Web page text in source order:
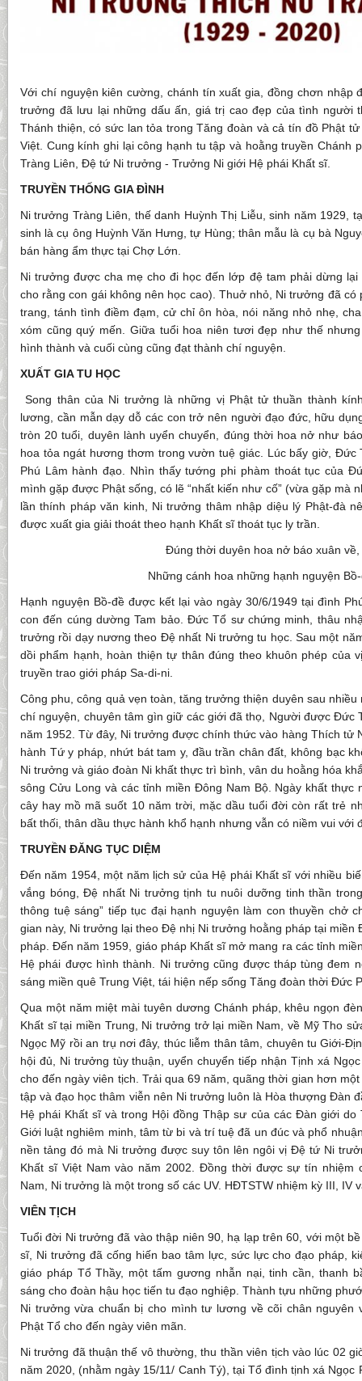
Với chí nguyện kiên cường, chánh tín xuất gia, đồng chơn nhập
trưởng đã lưu lại những dấu ấn, giá trị cao đẹp của tình người
Thánh thiện, có sức lan tỏa trong Tăng đoàn và cả tín đồ Phật
Việt. Cung kính ghi lại công hạnh tu tập và hoằng truyền Chánh
Tràng Liên, Đệ tứ Ni trưởng - Trưởng Ni giới Hệ phái Khất sĩ.
TRUYỀN THỐNG GIA ĐÌNH
Ni trưởng Tràng Liên, thế danh Huỳnh Thị Liễu, sinh năm 1929,
sinh là cụ ông Huỳnh Văn Hưng, tự Hùng; thân mẫu là cụ bà
bán hàng ẩm thực tại Chợ Lớn.
Ni trưởng được cha mẹ cho đi học đến lớp đệ tam phải dừng
cho rằng con gái không nên học cao). Thuở nhỏ, Ni trưởng đã có
trang, tánh tình điềm đạm, cử chỉ ôn hòa, nói năng nhỏ nhẹ,
xóm cũng quý mến. Giữa tuổi hoa niên tươi đẹp như thế
hình thành và cuối cùng cũng đạt thành chí nguyện.
XUẤT GIA TU HỌC
Song thân của Ni trưởng là những vị Phật tử thuần thành
lương, cần mẫn dạy dỗ các con trở nên người đạo đức, hữu
tròn 20 tuổi, duyên lành uyển chuyển, đúng thời hoa nở như
hoa tỏa ngát hương thơm trong vườn tuệ giác. Lúc bấy giờ, Đức
Phú Lâm hành đạo. Nhìn thấy tướng phi phàm thoát tục của
mình gặp được Phật sống, có lẽ “nhất kiến như cố” (vừa gặp mà
lần thính pháp văn kinh, Ni trưởng thâm nhập diệu lý Phật-đà
được xuất gia giải thoát theo hạnh Khất sĩ thoát tục ly trần.
Đúng thời duyên hoa nở báo xuân về,
Những cánh hoa những hạnh nguyện
Hạnh nguyện Bồ-đề được kết lại vào ngày 30/6/1949 tại đình
con đến cúng dường Tam bảo. Đức Tổ sư chứng minh, thâu
trưởng rồi dạy nương theo Đệ nhất Ni trưởng tu học. Sau một
dồi phẩm hạnh, hoàn thiện tự thân đúng theo khuôn phép của
truyền trao giới pháp Sa-di-ni.
Công phu, công quả vẹn toàn, tăng trưởng thiện duyên sau
chí nguyện, chuyên tâm gìn giữ các giới đã thọ, Người được Đức
năm 1952. Từ đây, Ni trưởng được chính thức vào hàng Thích tử
hành Tứ y pháp, nhứt bát tam y, đầu trần chân đất, không bạc
Ni trưởng và giáo đoàn Ni khất thực trì bình, vân du hoằng hóa
sông Cửu Long và các tỉnh miền Đông Nam Bộ. Ngày khất thực
cây hay mồ mã suốt 10 năm trời, mặc dầu tuổi đời còn rất trẻ
bất thối, thân dầu thực hành khổ hạnh nhưng vẫn có niềm vui với
TRUYỀN ĐĂNG TỤC DIỆM
Đến năm 1954, một năm lịch sử của Hệ phái Khất sĩ với nhiều
vắng bóng, Đệ nhất Ni trưởng tịnh tu nuôi dưỡng tinh thần
thông tuệ sáng” tiếp tục đại hạnh nguyện làm con thuyền chở
gian này, Ni trưởng lại theo Đệ nhị Ni trưởng hoằng pháp tại miền
pháp. Đến năm 1959, giáo pháp Khất sĩ mở mang ra các tỉnh
Hệ phái được hình thành. Ni trưởng cũng được tháp tùng đem
sáng miền quê Trung Việt, tái hiện nếp sống Tăng đoàn thời Đức
Qua một năm miệt mài tuyên dương Chánh pháp, khêu ngọn
Khất sĩ tại miền Trung, Ni trưởng trở lại miền Nam, về Mỹ Tho
Ngọc Mỹ rồi an trụ nơi đây, thúc liễm thân tâm, chuyên tu Giới-
hội đủ, Ni trưởng tùy thuận, uyển chuyển tiếp nhận Tịnh xá
cho đến ngày viên tịch. Trải qua 69 năm, quãng thời gian hơn
tập và đạo học thâm viễn nên Ni trưởng luôn là Hòa thượng Đàn
Hệ phái Khất sĩ và trong Hội đồng Thập sư của các Đàn giới do
Giới luật nghiêm minh, tâm từ bi và trí tuệ đã un đúc và phổ
nền tảng đó mà Ni trưởng được suy tôn lên ngôi vị Đệ tứ Ni
Khất sĩ Việt Nam vào năm 2002. Đồng thời được sự tín nhiệm
Nam, Ni trưởng là một trong số các UV. HĐTSTW nhiệm kỳ III, IV
VIÊN TỊCH
Tuổi đời Ni trưởng đã vào thập niên 90, hạ lạp trên 60, với một
sĩ, Ni trưởng đã cống hiến bao tâm lực, sức lực cho đạo pháp,
giáo pháp Tổ Thầy, một tấm gương nhẫn nại, tinh cần, thanh
sáng cho đoàn hậu học tiến tu đạo nghiệp. Thành tựu những
Ni trưởng vừa chuẩn bị cho mình tư lương về cõi chân nguyên
Phật Tổ cho đến ngày viên mãn.
Ni trưởng đã thuận thế vô thường, thu thần viên tịch vào lúc 02
năm 2020, (nhằm ngày 15/11/ Canh Tý), tại Tổ đình tịnh xá Ngọc